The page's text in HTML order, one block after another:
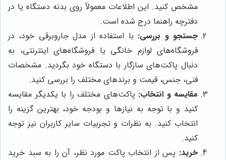
مشخص کنید. این اطلاعات معمولاً روی بدنه دستگاه یا در
دفترچه راهنما درج شده است.
جستجو و بررسی: با استفاده از مدل جاروبرقی خود، در
فروشگاه‌های لوازم خانگی یا فروشگاه‌های اینترنتی، به
دنبال پاکت‌های سازگار با دستگاه خود بگردید. مشخصات
فنی، جنس، قیمت و برندهای مختلف را بررسی کنید.
مقایسه و انتخاب: پاکت‌های مختلف را با یکدیگر مقایسه
کنید و با توجه به نیازها و بودجه خود، بهترین گزینه را
انتخاب کنید. به نظرات و تجربیات سایر کاربران نیز توجه
کنید.
خرید: پس از انتخاب پاکت مورد نظر، آن را به سبد خرید